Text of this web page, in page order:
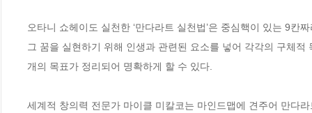
오타니 쇼헤이도 실천한 ‘만다라트 실천법’은 중심핵이 있는 9
그 꿈을 실현하기 위해 인생과 관련된 요소를 넣어 각각의 구체
개의 목표가 정리되어 명확하게 할 수 있다.
세계적 창의력 전문가 마이클 미칼코는 마인드맵에 견주어 만다